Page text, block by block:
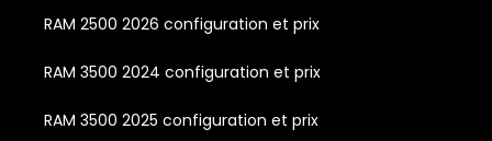
RAM 2500 2026 configuration et prix
RAM 3500 2024 configuration et prix
RAM 3500 2025 configuration et prix